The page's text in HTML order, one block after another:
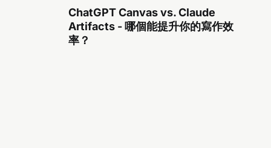
ChatGPT Canvas vs. Claude
Artifacts - 哪個能提升你的寫作效
率？